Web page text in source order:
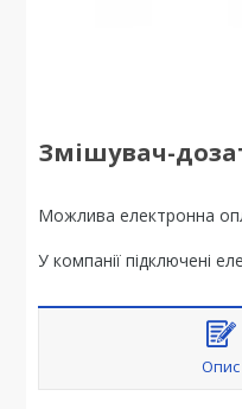
Змішувач-
У компанії підключені
Опис